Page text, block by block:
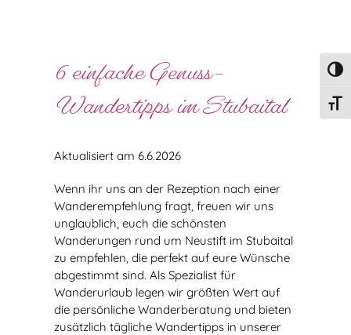
6 einfache Genuss-
Wandertipps im Stubaital
Aktualisiert am 6.6.2026
Wenn ihr uns an der Rezeption nach einer
Wanderempfehlung fragt, freuen wir uns
unglaublich, euch die schönsten
Wanderungen rund um Neustift im Stubaital
zu empfehlen, die perfekt auf eure Wünsche
abgestimmt sind. Als Spezialist für
Wanderurlaub legen wir größten Wert auf
die persönliche Wanderberatung und bieten
zusätzlich tägliche Wandertipps in unserer